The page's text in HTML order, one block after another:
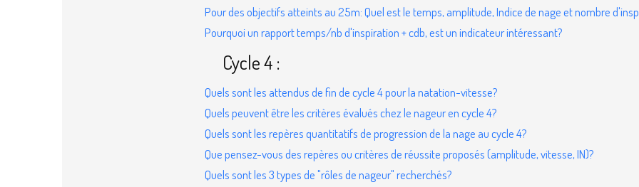
Pour des objectifs atteints au 25m: Quel est le temps, amplitude, Indice de nage et nombre
Pourquoi un rapport temps/nb d'inspiration + cdb, est un indicateur intéressant?
Cycle 4 :
Quels sont les attendus de fin de cycle 4 pour la natation-vitesse?
Quels peuvent être les critères évalués chez le nageur en cycle 4?
Quels sont les repères quantitatifs de progression de la nage au cycle 4?
Que pensez-vous des repères ou critères de réussite proposés (amplitude, vitesse, IN)?
Quels sont les 3 types de "rôles de nageur" recherchés?